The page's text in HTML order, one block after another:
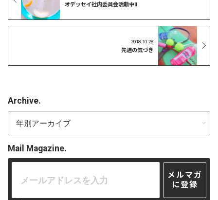
オデッセイ社内委員会活動中II
2018.10.28
先週の気づき
Archive.
Mail Magazine.
メルマガ
に登録